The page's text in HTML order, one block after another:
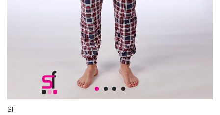
1 2 3 4
SF